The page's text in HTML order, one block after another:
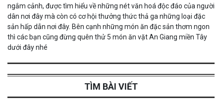
ngắm cảnh, được tìm hiểu về những nét văn hoá độc đáo của người
dân nơi đây mà còn có cơ hội thưởng thức thả ga những loại đặc
sản hấp dẫn nơi đây. Bên cạnh những món ăn đặc sản thơm ngon
thì các bạn cũng đừng quên thử 5 món ăn vặt An Giang miền Tây
dưới đây nhé
TÌM BÀI VIẾT